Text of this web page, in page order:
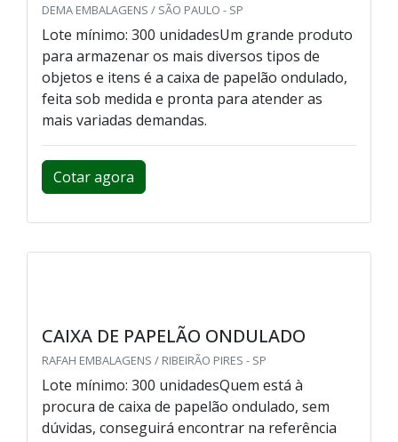
DEMA EMBALAGENS / SÃO PAULO - SP
Lote mínimo: 300 unidadesUm grande produto
para armazenar os mais diversos tipos de
objetos e itens é a caixa de papelão ondulado,
feita sob medida e pronta para atender as
mais variadas demandas.
Cotar agora
CAIXA DE PAPELÃO ONDULADO
RAFAH EMBALAGENS / RIBEIRÃO PIRES - SP
Lote mínimo: 300 unidadesQuem está à
procura de caixa de papelão ondulado, sem
dúvidas, conseguirá encontrar na referência